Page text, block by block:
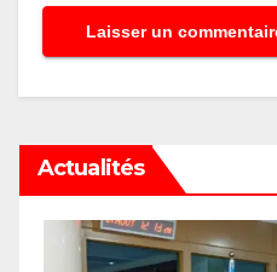
Actualités